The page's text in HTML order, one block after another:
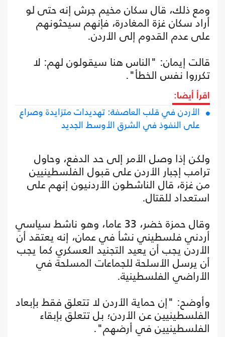
ومع ذلك، قال سكان مخيم جرش إنه حتى لو
أراد سكان غزة المغادرة، فإنهم سيحثونهم
على عدم القدوم إلى الأردن.
قالت إيمان: "الناس هنا سيقولون لهم: لا
تكرروا نفس الخطأ".
اقرأ أيضا:
الأردن في قلب العاصفة: تهديدات متزايدة وصراع
على النفوذ في الشرق الأوسط الجديد
ولكن إذا وصل الأمر إلى حد الدفع، وحاول
ترامب إجبار الأردن على قبول الفلسطينيين
من غزة، قال الناشطون الأردنيون إنهم على
استعداد للقتال.
وقال حمزة خضر، 33 عاما، وهو ناشط سياسي
أردني فلسطيني نشأ في عمان، إنه يعتقد أن
الأردن يجب أن يعيد التجنيد العسكري كما يجب
أن يرسل الأسلحة للجماعات المسلحة في
الأراضي الفلسطينية.
وأوضح: "إن حماية الأردن لا تتعلق فقط بإبعاد
الفلسطينيين عن الأردن؛ بل تتعلق بإبقاء
الفلسطينيين في أرضهم".